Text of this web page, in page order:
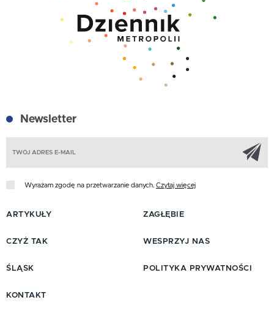
Newsletter
Wyrażam zgodę na przetwarzanie danych. Czytaj więcej
ARTYKUŁY
CZYŻ TAK
ŚLĄSK
ZAGŁĘBIE
WESPRZYJ NAS
POLITYKA PRYWATNOŚCI
KONTAKT